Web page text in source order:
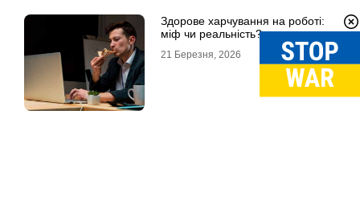
Здорове харчування на роботі:
міф чи реальність?
21 Березня, 2026